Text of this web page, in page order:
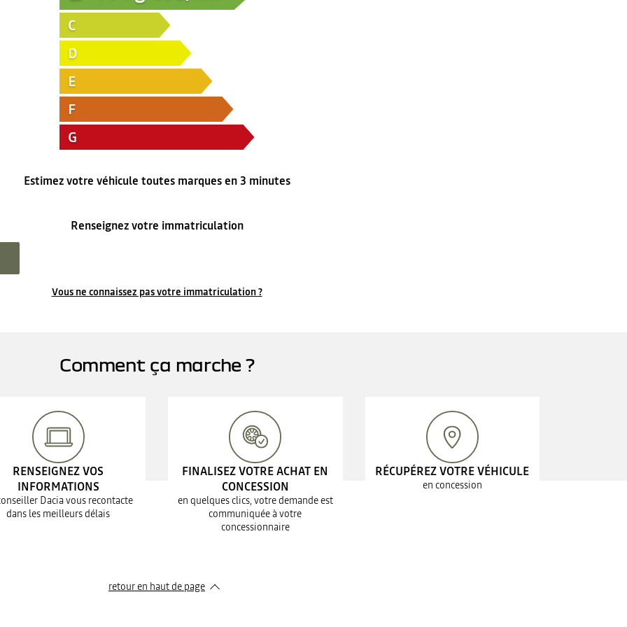
C
D
E
F
G
Estimez votre véhicule toutes marques en 3 minutes
Renseignez votre immatriculation
Vous ne connaissez pas votre immatriculation ?
Comment ça marche ?
RENSEIGNEZ VOS
INFORMATIONS
Dacia vous recontacte
dans les meilleurs délais
FINALISEZ VOTRE ACHAT EN
CONCESSION
en quelques clics, votre demande est
communiquée à votre
concessionnaire
RÉCUPÉREZ VOTRE VÉHICULE
en concession
retour en haut de page​